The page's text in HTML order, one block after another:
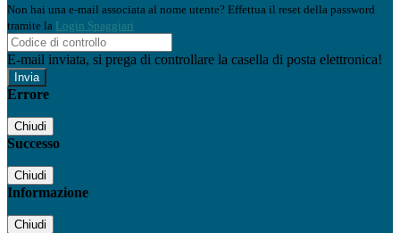
Non hai una e-mail associata al nome utente? Effettua il reset della password
tramite la Login Spaggiari
E-mail inviata, si prega di controllare la casella di posta elettronica!
Errore
Chiudi
Successo
Chiudi
Informazione
Chiudi